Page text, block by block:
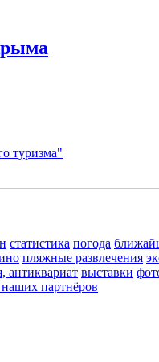
туризма"
статистика погода
пляжные развлечения
антиквариат выставки
партнёров